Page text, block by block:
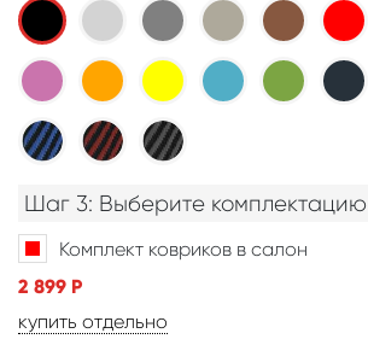
Шаг 3: Выберите комплектацию
Комплект ковриков в салон
2 899 Р
купить отдельно